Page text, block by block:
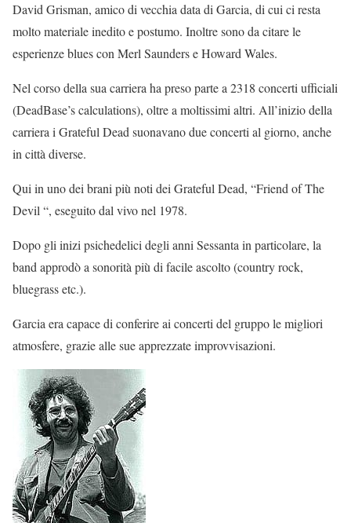
David Grisman, amico di vecchia data di Garcia, di cui ci resta
molto materiale inedito e postumo. Inoltre sono da citare le
esperienze blues con Merl Saunders e Howard Wales.
Nel corso della sua carriera ha preso parte a 2318 concerti ufficiali
(DeadBase’s calculations), oltre a moltissimi altri. All’inizio della
carriera i Grateful Dead suonavano due concerti al giorno, anche
in città diverse.
Qui in uno dei brani più noti dei Grateful Dead, “Friend of The
Devil “, eseguito dal vivo nel 1978.
Dopo gli inizi psichedelici degli anni Sessanta in particolare, la
band approdò a sonorità più di facile ascolto (country rock,
bluegrass etc.).
Garcia era capace di conferire ai concerti del gruppo le migliori
atmosfere, grazie alle sue apprezzate improvvisazioni.